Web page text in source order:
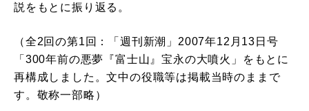
説をもとに振り返る。
（全2回の第1回：「週刊新潮」2007年12月13日号
「300年前の悪夢『富士山』宝永の大噴火」をもとに
再構成しました。文中の役職等は掲載当時のままで
す。敬称一部略）